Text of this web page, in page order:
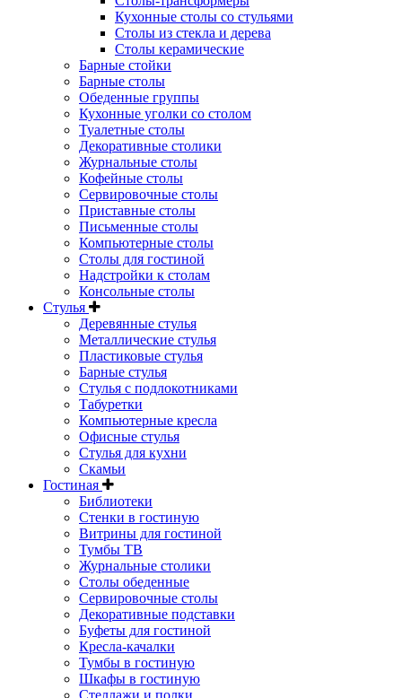
Кухонные столы со стульями
Столы из стекла и дерева
Столы керамические
Барные стойки
Барные столы
Обеденные группы
Кухонные уголки со столом
Туалетные столы
Декоративные столики
Журнальные столы
Кофейные столы
Сервировочные столы
Приставные столы
Письменные столы
Компьютерные столы
Столы для гостиной
Надстройки к столам
Консольные столы
Стулья
Деревянные стулья
Металлические стулья
Пластиковые стулья
Барные стулья
Стулья с подлокотниками
Табуретки
Компьютерные кресла
Офисные стулья
Стулья для кухни
Скамьи
Гостиная
Библиотеки
Стенки в гостиную
Витрины для гостиной
Тумбы ТВ
Журнальные столики
Столы обеденные
Сервировочные столы
Декоративные подставки
Буфеты для гостиной
Кресла-качалки
Тумбы в гостиную
Шкафы в гостиную